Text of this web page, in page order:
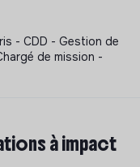
- CDD - Gestion de
de mission -
à impact